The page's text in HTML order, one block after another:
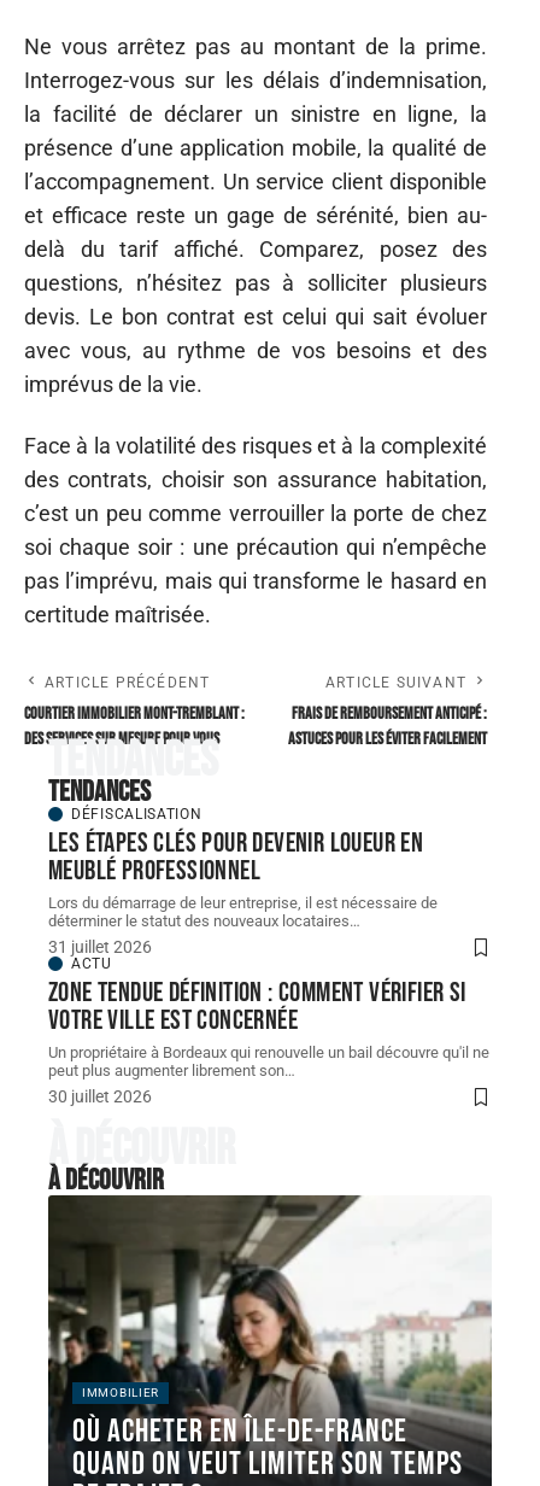
Ne vous arrêtez pas au montant de la prime.
Interrogez-vous sur les délais d’indemnisation,
la facilité de déclarer un sinistre en ligne, la
présence d’une application mobile, la qualité de
l’accompagnement. Un service client disponible
et efficace reste un gage de sérénité, bien au-
delà du tarif affiché. Comparez, posez des
questions, n’hésitez pas à solliciter plusieurs
devis. Le bon contrat est celui qui sait évoluer
avec vous, au rythme de vos besoins et des
imprévus de la vie.
Face à la volatilité des risques et à la complexité
des contrats, choisir son assurance habitation,
c’est un peu comme verrouiller la porte de chez
soi chaque soir : une précaution qui n’empêche
pas l’imprévu, mais qui transforme le hasard en
certitude maîtrisée.
ARTICLE PRÉCÉDENT
Courtier immobilier mont-tremblant :
des services sur mesure pour vous
ARTICLE SUIVANT
Frais de remboursement anticipé :
Astuces pour les éviter facilement
Tendances
Tendances
DÉFISCALISATION
Les étapes clés pour devenir loueur en
meublé professionnel
Lors du démarrage de leur entreprise, il est nécessaire de
déterminer le statut des nouveaux locataires…
31 juillet 2026
ACTU
Zone tendue définition : comment vérifier si
votre ville est concernée
Un propriétaire à Bordeaux qui renouvelle un bail découvre qu'il ne
peut plus augmenter librement son…
30 juillet 2026
À découvrir
À découvrir
IMMOBILIER
Où acheter en Île-de-France
quand on veut limiter son temps